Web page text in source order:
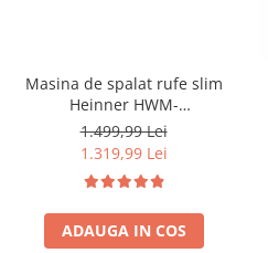
Masina de spalat rufe slim
Heinner HWM-
M814IVSMNA+++, 8 kg, 1400
rpm, Clasa A, Motor inverter,
Display digital, Blocare acces
copii, Alb
1.499,99 Lei
1.319,99 Lei
ADAUGA IN COS